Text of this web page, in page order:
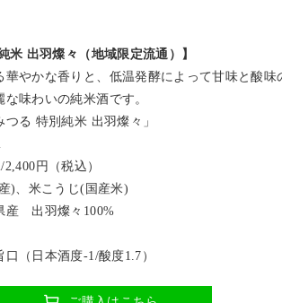
米 出羽燦々（地域限定流通）】
華やかな香りと、低温発酵によって甘味と酸味
味わいの純米酒です。
る 特別純米 出羽燦々」
円（税込）
)、米こうじ(国産米)
産 出羽燦々100%
（日本酒度-1/酸度1.7）